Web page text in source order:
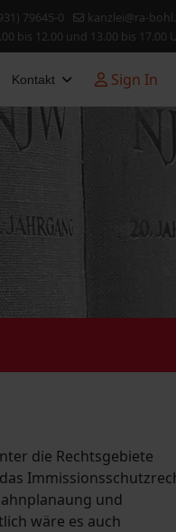
79645-0
kanzlei@ra-
bis 12.00 und 13.00 bis 17.00
Kontakt Sign In
die Rechtsgebiete
und
wäre es auch